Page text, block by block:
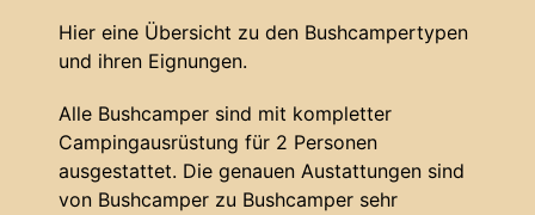
Hier eine Übersicht zu den Bushcampertypen
und ihren Eignungen.
Alle Bushcamper sind mit kompletter
Campingausrüstung für 2 Personen
ausgestattet. Die genauen Austattungen sind
von Bushcamper zu Bushcamper sehr